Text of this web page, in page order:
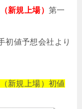
（新規上場）第一
初値予想会社より
新規上場）初値